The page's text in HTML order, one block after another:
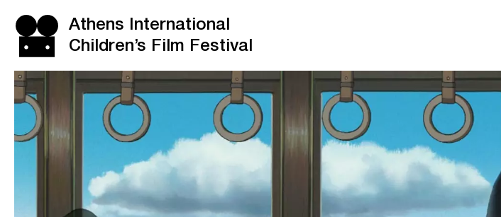
Athens International
Children’s Film Festival